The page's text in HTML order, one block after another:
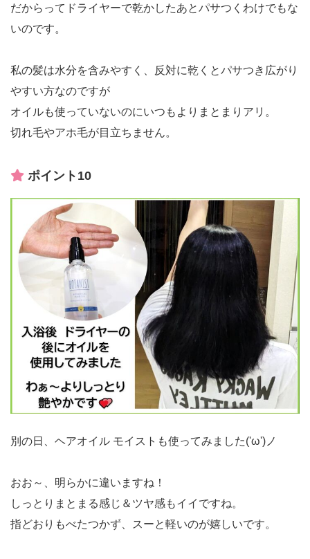
だからってドライヤーで乾かしたあとパサつくわけでもな
いのです。
私の髪は水分を含みやすく、反対に乾くとパサつき広がり
やすい方なのですが
オイルも使っていないのにいつもよりまとまりアリ。
切れ毛やアホ毛が目立ちません。
ポイント10
別の日、ヘアオイル モイストも使ってみました('ω')ノ
おお～、明らかに違いますね！
しっとりまとまる感じ＆ツヤ感もイイですね。
指どおりもべたつかず、スーと軽いのが嬉しいです。